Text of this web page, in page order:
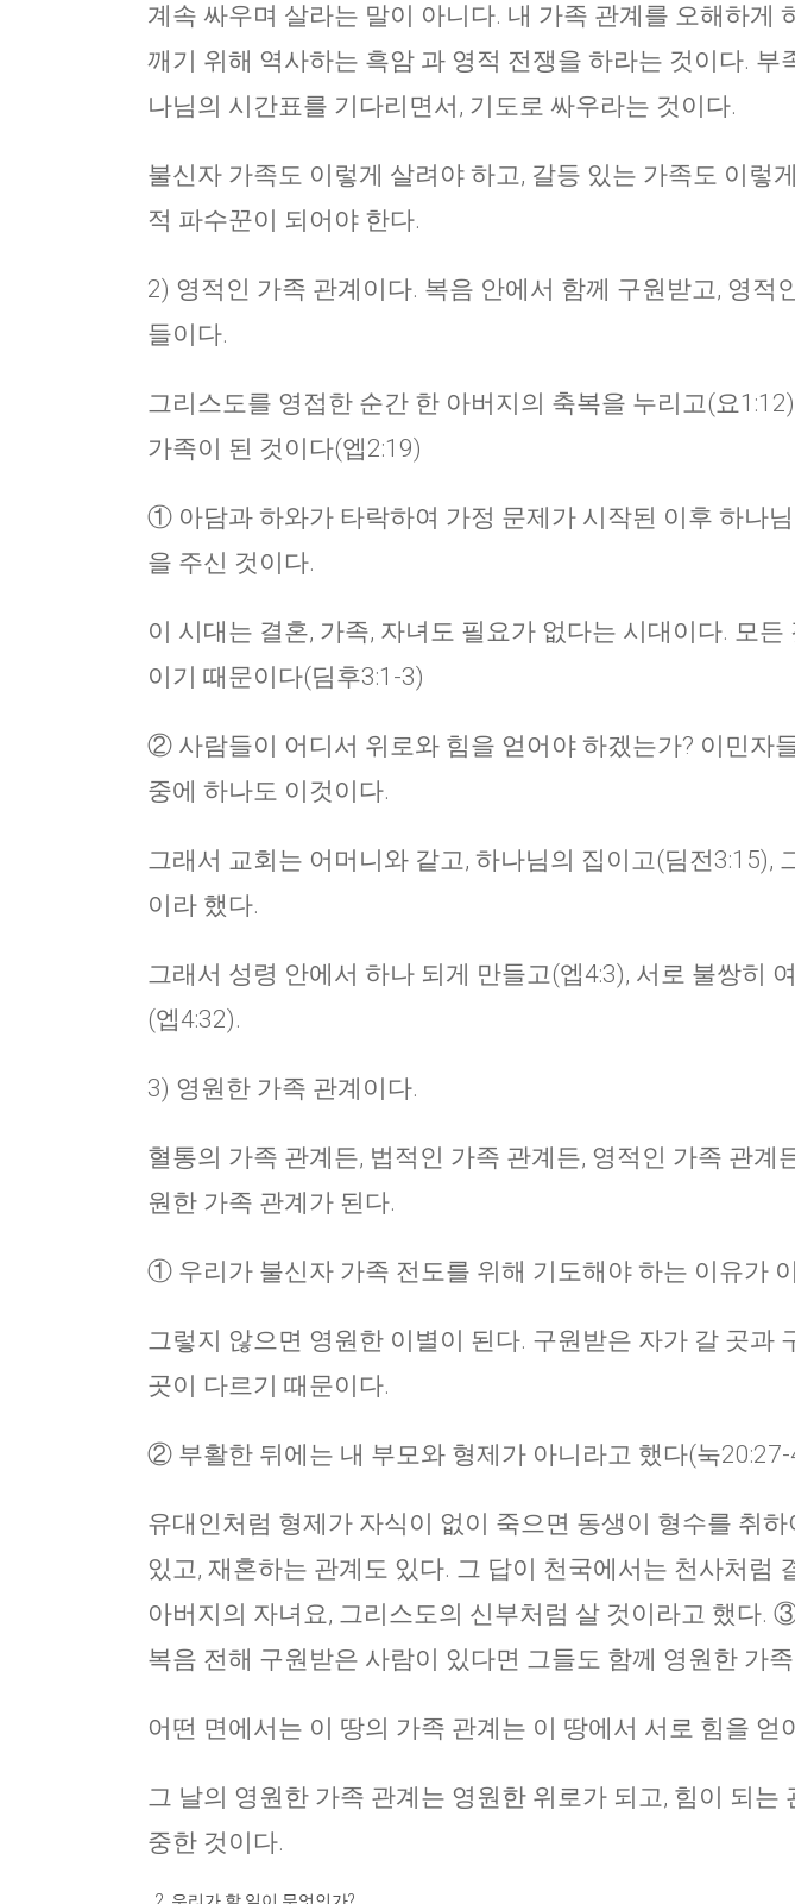
계속 싸우며 살라는 말이 아니다. 내 가족 관계를 오해하게
깨기 위해 역사하는 흑암 과 영적 전쟁을 하라는 것이다. 부
나님의 시간표를 기다리면서, 기도로 싸우라는 것이다.
불신자 가족도 이렇게 살려야 하고, 갈등 있는 가족도 이렇
적 파수꾼이 되어야 한다.
2) 영적인 가족 관계이다. 복음 안에서 함께 구원받고, 영적
들이다.
그리스도를 영접한 순간 한 아버지의 축복을 누리고(요
가족이 된 것이다(엡2:19)
① 아담과 하와가 타락하여 가정 문제가 시작된 이후 하나
을 주신 것이다.
이 시대는 결혼, 가족, 자녀도 필요가 없다는 시대이다. 모든
이기 때문이다(딤후3:1-3)
② 사람들이 어디서 위로와 힘을 얻어야 하겠는가? 이민자
중에 하나도 이것이다.
그래서 교회는 어머니와 같고, 하나님의 집이고(딤전3:15),
이라 했다.
그래서 성령 안에서 하나 되게 만들고(엡4:3), 서로 불쌍히
(엡4:32).
3) 영원한 가족 관계이다.
혈통의 가족 관계든, 법적인 가족 관계든, 영적인 가족 관계
원한 가족 관계가 된다.
① 우리가 불신자 가족 전도를 위해 기도해야 하는 이유가
그렇지 않으면 영원한 이별이 된다. 구원받은 자가 갈 곳과
곳이 다르기 때문이다.
② 부활한 뒤에는 내 부모와 형제가 아니라고 했다(눅20:27-
유대인처럼 형제가 자식이 없이 죽으면 동생이 형수를 취
있고, 재혼하는 관계도 있다. 그 답이 천국에서는 천사처럼
아버지의 자녀요, 그리스도의 신부처럼 살 것이라고 했다.
복음 전해 구원받은 사람이 있다면 그들도 함께 영원한 가
어떤 면에서는 이 땅의 가족 관계는 이 땅에서 서로 힘을 얻
그 날의 영원한 가족 관계는 영원한 위로가 되고, 힘이 되는
중한 것이다.